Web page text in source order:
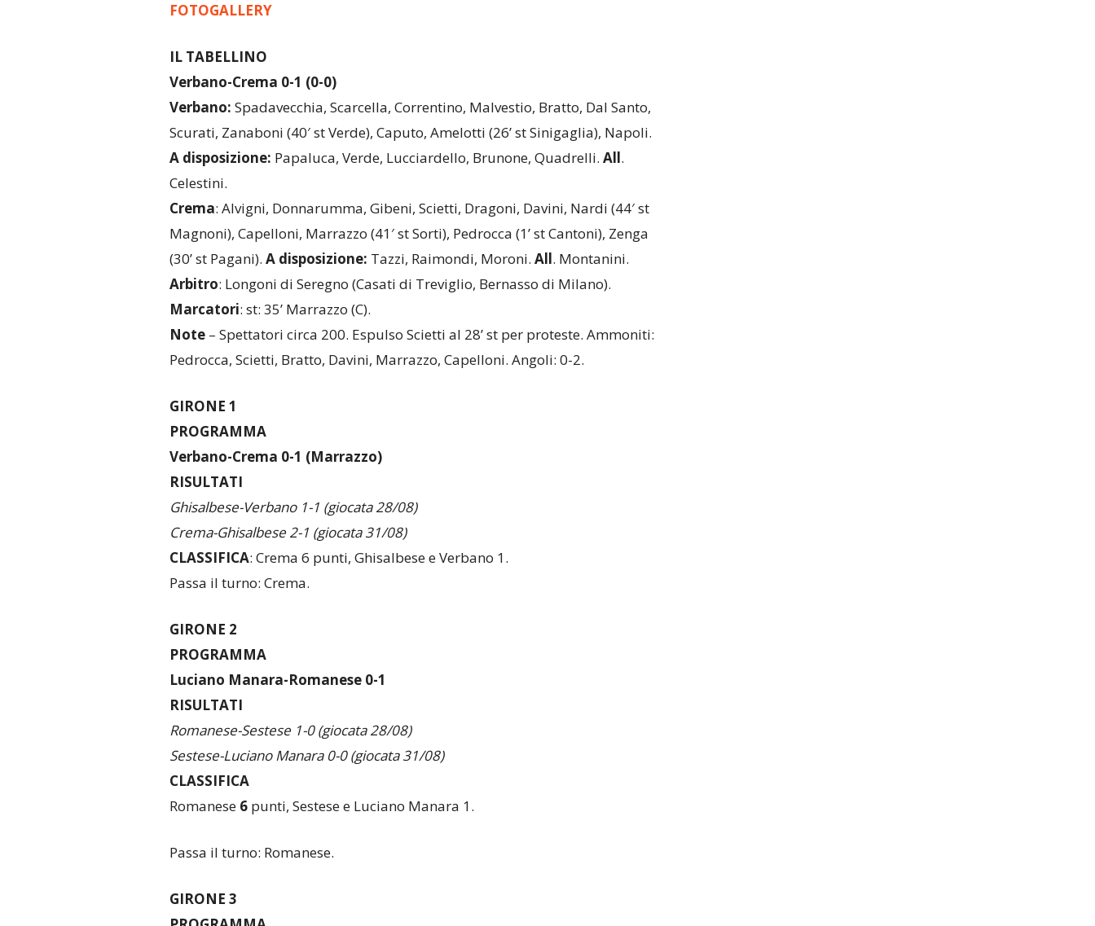
FOTOGALLERY
IL TABELLINO
Verbano-Crema 0-1 (0-0)
Verbano: Spadavecchia, Scarcella, Correntino, Malvestio, Bratto, Dal Santo,
Scurati, Zanaboni (40′ st Verde), Caputo, Amelotti (26’ st Sinigaglia), Napoli.
A disposizione: Papaluca, Verde, Lucciardello, Brunone, Quadrelli. All.
Celestini.
Crema: Alvigni, Donnarumma, Gibeni, Scietti, Dragoni, Davini, Nardi (44′ st
Magnoni), Capelloni, Marrazzo (41′ st Sorti), Pedrocca (1’ st Cantoni), Zenga
(30’ st Pagani). A disposizione: Tazzi, Raimondi, Moroni. All. Montanini.
Arbitro: Longoni di Seregno (Casati di Treviglio, Bernasso di Milano).
Marcatori: st: 35’ Marrazzo (C).
Note– Spettatori circa 200. Espulso Scietti al 28’ st per proteste. Ammoniti:
Pedrocca, Scietti, Bratto, Davini, Marrazzo, Capelloni. Angoli: 0-2.
GIRONE 1
PROGRAMMA
Verbano-Crema 0-1 (Marrazzo)
RISULTATI
Ghisalbese-Verbano 1-1 (giocata 28/08)
Crema-Ghisalbese 2-1 (giocata 31/08)
CLASSIFICA: Crema 6 punti, Ghisalbese e Verbano 1.
Passa il turno: Crema.
GIRONE 2
PROGRAMMA
Luciano Manara-Romanese 0-1
RISULTATI
Romanese-Sestese 1-0 (giocata 28/08)
Sestese-Luciano Manara 0-0 (giocata 31/08)
CLASSIFICA
Romanese6 punti, Sestese e Luciano Manara 1.
Passa il turno: Romanese.
GIRONE 3